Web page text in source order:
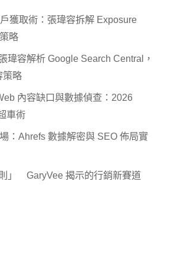
獲取術：張瑋容拆解 Exposure
略
瑋容解析 Google Search Central，
策略
內容缺口與數據偵查：2026
車術
：Ahrefs 數據解密與 SEO 佈局實
」 GaryVee 揭示的行銷新賽道